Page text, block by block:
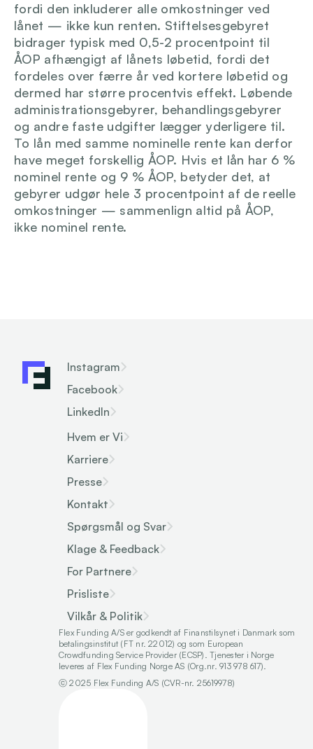
fordi den inkluderer alle omkostninger ved
lånet — ikke kun renten. Stiftelsesgebyret
bidrager typisk med 0,5-2 procentpoint til
ÅOP afhængigt af lånets løbetid, fordi det
fordeles over færre år ved kortere løbetid og
dermed har større procentvis effekt. Løbende
administrationsgebyrer, behandlingsgebyrer
og andre faste udgifter lægger yderligere til.
To lån med samme nominelle rente kan derfor
have meget forskellig ÅOP. Hvis et lån har 6 %
nominel rente og 9 % ÅOP, betyder det, at
gebyrer udgør hele 3 procentpoint af de reelle
omkostninger — sammenlign altid på ÅOP,
ikke nominel rente.
Instagram
Facebook
LinkedIn
Hvem er Vi
Karriere
Presse
Kontakt
Spørgsmål og Svar
Klage & Feedback
For Partnere
Prisliste
Vilkår & Politik
Flex Funding A/S er godkendt af Finanstilsynet i Danmark som
betalingsinstitut (FT nr. 22012) og som European
Crowdfunding Service Provider (ECSP). Tjenester i Norge
leveres af Flex Funding Norge AS (Org.nr. 913 978 617).
ⓒ 2025 Flex Funding A/S (CVR-nr. 25619978)